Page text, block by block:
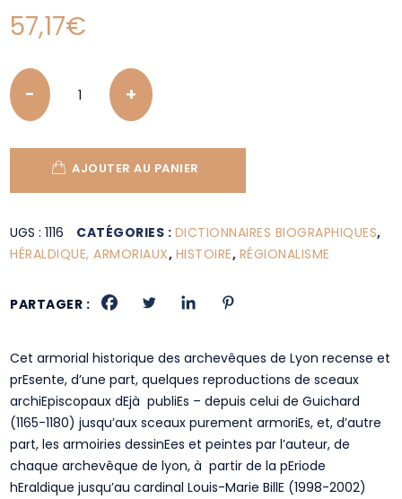
57,17€
Quantity
AJOUTER AU PANIER
UGS :1116 CATÉGORIES : DICTIONNAIRES BIOGRAPHIQUES,
HÉRALDIQUE, ARMORIAUX, HISTOIRE, RÉGIONALISME
PARTAGER :
Cet armorial historique des archevêques de Lyon recense et
prEsente, d’une part, quelques reproductions de sceaux
archiEpiscopaux dEjà publiEs – depuis celui de Guichard
(1165-1180) jusqu’aux sceaux purement armoriEs, et, d’autre
part, les armoiries dessinEes et peintes par l’auteur, de
chaque archevêque de lyon, à partir de la pEriode
hEraldique jusqu’au cardinal Louis-Marie BillE (1998-2002)